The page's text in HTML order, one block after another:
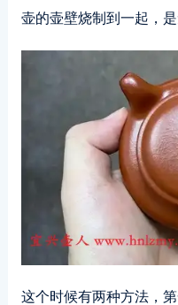
壶的壶壁烧制到一起，是
这个时候有两种方法，